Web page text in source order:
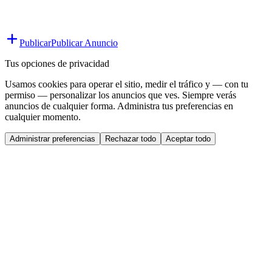
PublicarPublicar Anuncio
Tus opciones de privacidad
Usamos cookies para operar el sitio, medir el tráfico y — con tu
permiso — personalizar los anuncios que ves. Siempre verás
anuncios de cualquier forma. Administra tus preferencias en
cualquier momento.
Administrar preferencias Rechazar todo Aceptar todo